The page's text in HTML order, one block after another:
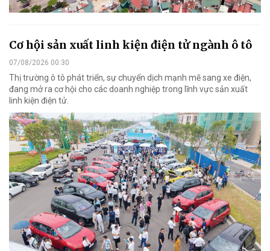
Cơ hội sản xuất linh kiện điện tử ngành ô tô
07/08/2026 00:30
Thị trường ô tô phát triển, sự chuyển dịch mạnh mẽ sang xe điện,
đang mở ra cơ hội cho các doanh nghiệp trong lĩnh vực sản xuất
linh kiện điện tử.